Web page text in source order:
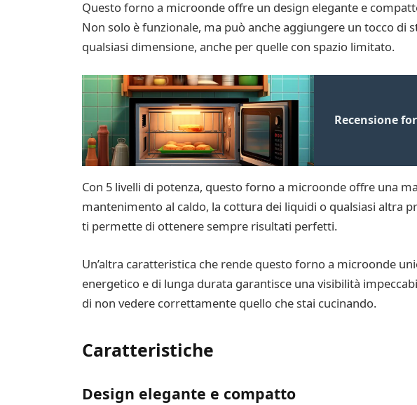
Questo forno a microonde offre un design elegante e
Non solo è funzionale, ma può anche aggiungere un tocco di
qualsiasi dimensione, anche per quelle con spazio limitato.
Recensione
Con 5 livelli di potenza, questo forno a microonde offre una
mantenimento al caldo, la cottura dei liquidi o qualsiasi altra
ti permette di ottenere sempre risultati perfetti.
Un’altra caratteristica che rende questo forno a microonde
energetico e di lunga durata garantisce una visibilità
di non vedere correttamente quello che stai cucinando.
Caratteristiche
Design elegante e compatto